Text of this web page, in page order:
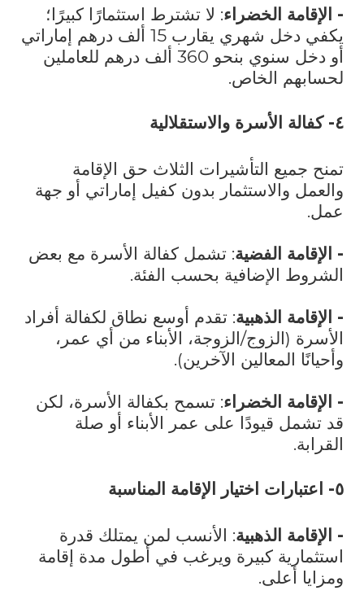
- الإقامة الخضراء: لا تشترط استثمارًا كبيرًا؛
يكفي دخل شهري يقارب 15 ألف درهم إماراتي
أو دخل سنوي بنحو 360 ألف درهم للعاملين
لحسابهم الخاص.
٤- كفالة الأسرة والاستقلالية
تمنح جميع التأشيرات الثلاث حق الإقامة
والعمل والاستثمار بدون كفيل إماراتي أو جهة
عمل.
- الإقامة الفضية: تشمل كفالة الأسرة مع بعض
الشروط الإضافية بحسب الفئة.
- الإقامة الذهبية: تقدم أوسع نطاق لكفالة أفراد
الأسرة (الزوج/الزوجة، الأبناء من أي عمر،
وأحيانًا المعالين الآخرين).
- الإقامة الخضراء: تسمح بكفالة الأسرة، لكن
قد تشمل قيودًا على عمر الأبناء أو صلة
القرابة.
٥- اعتبارات اختيار الإقامة المناسبة
- الإقامة الذهبية: الأنسب لمن يمتلك قدرة
استثمارية كبيرة ويرغب في أطول مدة إقامة
ومزايا أعلى.